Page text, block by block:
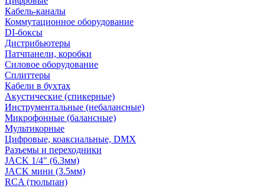
Кабель-каналы
Коммутационное оборудование
DI-боксы
Дистрибьютеры
Патчпанели, коробки
Силовое оборудование
Сплиттеры
Кабели в бухтах
Акустические (спикерные)
Инструментальные (небалансные)
Микрофонные (балансные)
Мультикорные
Цифровые, коаксиальные, DMX
Разъемы и переходники
JACK 1/4" (6.3мм)
JACK мини (3.5мм)
RCA (тюльпан)